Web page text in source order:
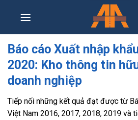
Báo cáo Xuất nhập
2020: Kho thông tin
doanh nghiệp
Tiếp nối những kết quả đạt được từ
Việt Nam 2016, 2017, 2018, 2019 và